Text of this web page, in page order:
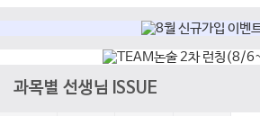
과목별 선생님 ISSUE